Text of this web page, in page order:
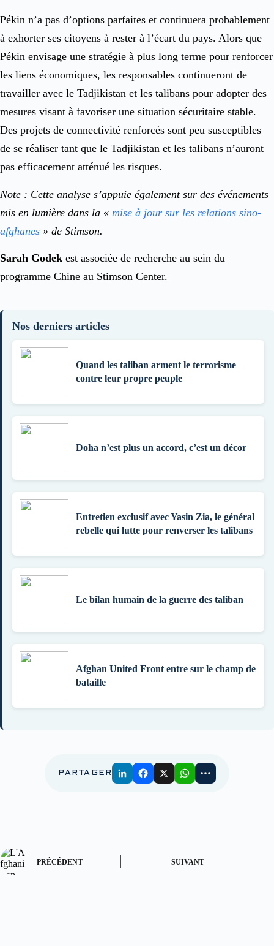
Pékin n’a pas d’options parfaites et continuera probablement
à exhorter ses citoyens à rester à l’écart du pays. Alors que
Pékin envisage une stratégie à plus long terme pour renforcer
les liens économiques, les responsables continueront de
travailler avec le Tadjikistan et les talibans pour adopter des
mesures visant à favoriser une situation sécuritaire stable.
Des projets de connectivité renforcés sont peu susceptibles
de se réaliser tant que le Tadjikistan et les talibans n’auront
pas efficacement atténué les risques.
Note : Cette analyse s’appuie également sur des événements
mis en lumière dans la « mise à jour sur les relations sino-
afghanes » de Stimson.
Sarah Godek est associée de recherche au sein du
programme Chine au Stimson Center.
Nos derniers articles
Quand les taliban arment le terrorisme
contre leur propre peuple
Doha n’est plus un accord, c’est un décor
Entretien exclusif avec Yasin Zia, le général
rebelle qui lutte pour renverser les talibans
Le bilan humain de la guerre des taliban
Afghan United Front entre sur le champ de
bataille
PARTAGER
PRÉCÉDENT SUIVANT